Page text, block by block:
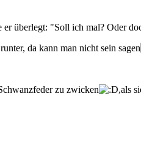
überlegt: "Soll ich mal? Oder
da kann man nicht sein sagen
zu zwicken
,als